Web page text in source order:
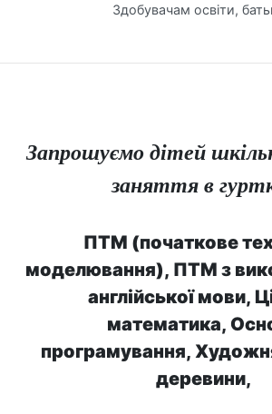
Здобувачам освіти,
Запрошуємо дітей
заняття в
ПТМ (початкове
моделювання), ПТМ з
англійської мови,
математика,
програмування,
деревини,